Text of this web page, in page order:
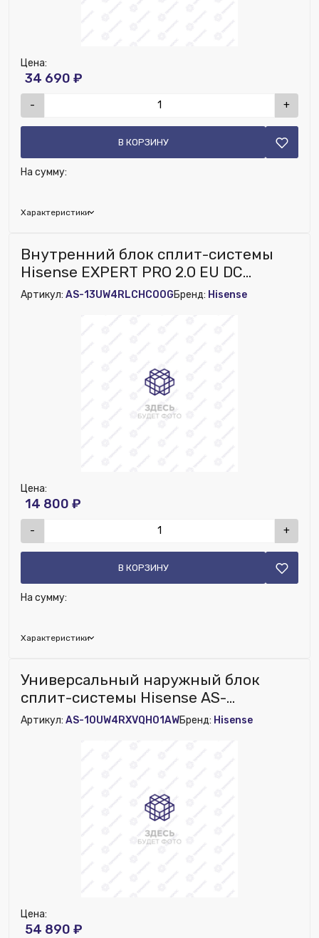
Характеристики
Цена:
34 690 ₽
- +
В КОРЗИНУ
На сумму:
Исключить из публикации на веб-витрине mag1c:
Нет
Внутренний блок сплит-системы
Hisense EXPERT PRO 2.0 EU DC
Inverter Wi-Fi AS-13UW4RLCHC00G
Артикул: AS-13UW4RLCHC00GБренд: Hisense
Характеристики
Цена:
14 800 ₽
- +
В КОРЗИНУ
На сумму:
Исключить из публикации на веб-витрине mag1c:
Универсальный наружный блок
сплит-системы Hisense AS-
10UW4RXVQH01AW (VISION PRO
Артикул: AS-10UW4RXVQH01AWБренд: Hisense
Цена:
54 890 ₽